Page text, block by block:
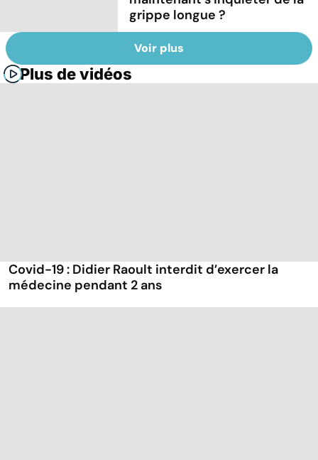
grippe longue ?
Voir plus
Plus de vidéos
Covid-19 : Didier Raoult interdit d’exercer la
médecine pendant 2 ans